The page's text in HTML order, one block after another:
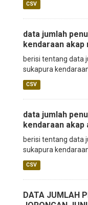
CSV
data jumlah
kendaraan akap
berisi tentang data
sukapura
CSV
data jumlah
kendaraan akap
berisi tentang data
sukapura
CSV
DATA JUMLAH